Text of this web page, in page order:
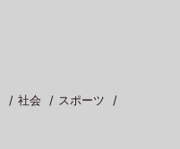
社会
スポーツ